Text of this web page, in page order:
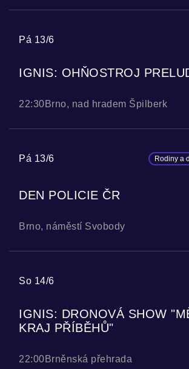
Pá 13/6
IGNIS: OHŇOSTROJ
22:30Brno, nad hradem Špilberk
Pá 13/6 Rodiny a
DEN POLICIE ČR
Brno, náměstí Svobody
So 14/6
IGNIS: DRONOVÁ SHOW
KRAJ PŘÍBĚHŮ"
22:00Brněnská přehrada